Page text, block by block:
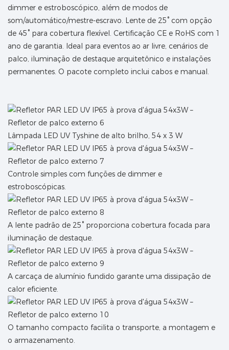
dimmer e estroboscópico, além de modos de
som/automático/mestre-escravo. Lente de 25° com opção
de 45° para cobertura flexível. Certificação CE e RoHS com 1
ano de garantia. Ideal para eventos ao ar livre, cenários de
palco, iluminação de destaque arquitetônico e instalações
permanentes. O pacote completo inclui cabos e manual.
Lâmpada LED UV Tyshine de alto brilho, 54 x 3 W
Controle simples com funções de dimmer e
estroboscópicas.
A lente padrão de 25° proporciona cobertura focada para
iluminação de destaque.
A carcaça de alumínio fundido garante uma dissipação de
calor eficiente.
O tamanho compacto facilita o transporte, a montagem e
o armazenamento.